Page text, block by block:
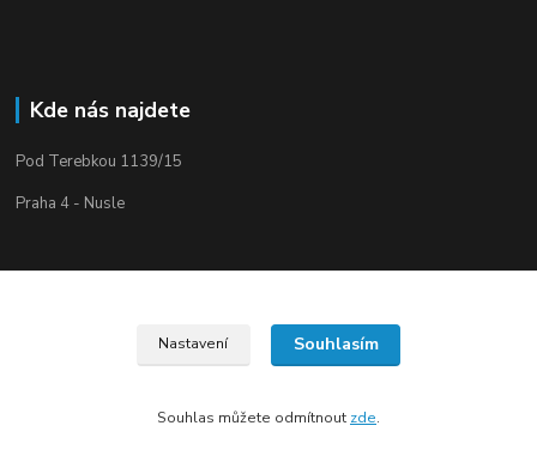
Kde nás najdete
Pod Terebkou 1139/15
Praha 4 - Nusle
Upravit sběr cookies.
Nastavení Souhlasím
Souhlas můžete odmítnout zde.